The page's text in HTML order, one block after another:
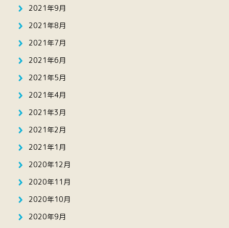
2021年9月
2021年8月
2021年7月
2021年6月
2021年5月
2021年4月
2021年3月
2021年2月
2021年1月
2020年12月
2020年11月
2020年10月
2020年9月